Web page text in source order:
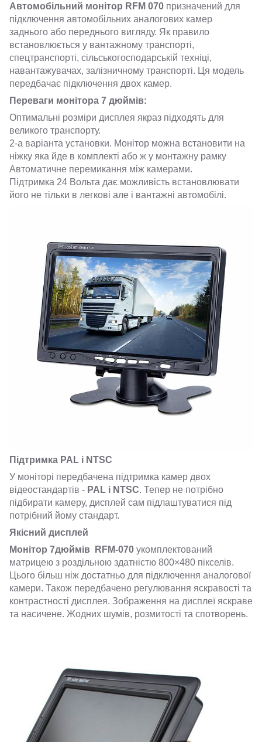
Автомобільний монітор RFM 070 призначений для
підключення автомобільних аналогових камер
заднього або переднього вигляду. Як правило
встановлюється у вантажному транспорті,
спецтранспорті, сільськогосподарській техніці,
навантажувачах, залізничному транспорті. Ця модель
передбачає підключення двох камер.
Переваги монітора 7 дюймів:
Оптимальні розміри дисплея якраз підходять для
великого транспорту.
2-а варіанта установки. Монітор можна встановити на
ніжку яка йде в комплекті або ж у монтажну рамку
Автоматичне перемикання між камерами.
Підтримка 24 Вольта дає можливість встановлювати
його не тільки в легкові але і вантажні автомобілі.
Підтримка PAL і NTSC
У моніторі передбачена підтримка камер двох
відеостандартів - PAL і NTSC. Тепер не потрібно
підбирати камеру, дисплей сам підлаштуватися під
потрібний йому стандарт.
Якісний дисплей
Монітор 7дюймів RFM-070 укомплектований
матрицею з роздільною здатністю 800×480 пікселів.
Цього більш ніж достатньо для підключення аналогової
камери. Також передбачено регулювання яскравості та
контрастності дисплея. Зображення на дисплеї яскраве
та насичене. Жодних шумів, розмитості та спотворень.